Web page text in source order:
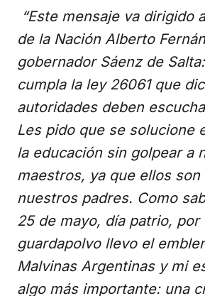
“Este mensaje va dirigido
de la Nación Alberto
gobernador Sáenz de
cumpla la ley 26061 que
autoridades deben
Les pido que se solucione
la educación sin golpear a
maestros, ya que ellos son
nuestros padres. Como
25 de mayo, día patrio, por
guardapolvo llevo el
Malvinas Argentinas y mi
algo más importante: una